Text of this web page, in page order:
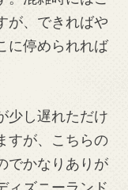
が、できればや
に停められれば
少し遅れただけ
すが、こちらの
でかなりありが